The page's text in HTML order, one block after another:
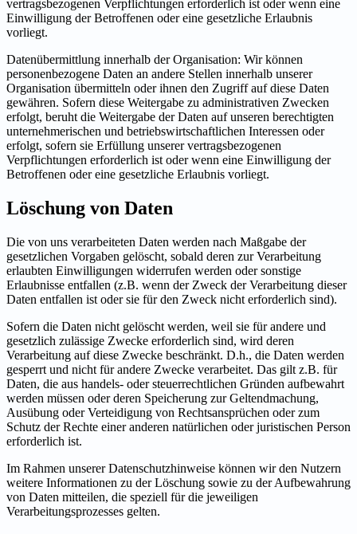
vertragsbezogenen Verpflichtungen erforderlich ist oder wenn eine
Einwilligung der Betroffenen oder eine gesetzliche Erlaubnis
vorliegt.
Datenübermittlung innerhalb der Organisation: Wir können
personenbezogene Daten an andere Stellen innerhalb unserer
Organisation übermitteln oder ihnen den Zugriff auf diese Daten
gewähren. Sofern diese Weitergabe zu administrativen Zwecken
erfolgt, beruht die Weitergabe der Daten auf unseren berechtigten
unternehmerischen und betriebswirtschaftlichen Interessen oder
erfolgt, sofern sie Erfüllung unserer vertragsbezogenen
Verpflichtungen erforderlich ist oder wenn eine Einwilligung der
Betroffenen oder eine gesetzliche Erlaubnis vorliegt.
Löschung von Daten
Die von uns verarbeiteten Daten werden nach Maßgabe der
gesetzlichen Vorgaben gelöscht, sobald deren zur Verarbeitung
erlaubten Einwilligungen widerrufen werden oder sonstige
Erlaubnisse entfallen (z.B. wenn der Zweck der Verarbeitung dieser
Daten entfallen ist oder sie für den Zweck nicht erforderlich sind).
Sofern die Daten nicht gelöscht werden, weil sie für andere und
gesetzlich zulässige Zwecke erforderlich sind, wird deren
Verarbeitung auf diese Zwecke beschränkt. D.h., die Daten werden
gesperrt und nicht für andere Zwecke verarbeitet. Das gilt z.B. für
Daten, die aus handels- oder steuerrechtlichen Gründen aufbewahrt
werden müssen oder deren Speicherung zur Geltendmachung,
Ausübung oder Verteidigung von Rechtsansprüchen oder zum
Schutz der Rechte einer anderen natürlichen oder juristischen Person
erforderlich ist.
Im Rahmen unserer Datenschutzhinweise können wir den Nutzern
weitere Informationen zu der Löschung sowie zu der Aufbewahrung
von Daten mitteilen, die speziell für die jeweiligen
Verarbeitungsprozesses gelten.